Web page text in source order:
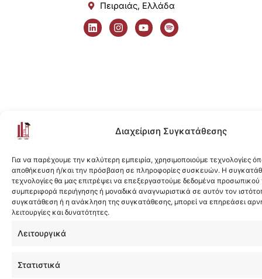
Διαχείριση Συγκατάθεσης
Για να παρέχουμε την καλύτερη εμπειρία, χρησιμοποιούμε τεχνολογίες
αποθήκευση ή/και την πρόσβαση σε πληροφορίες συσκευών. Η
τεχνολογίες θα μας επιτρέψει να επεξεργαστούμε δεδομένα
συμπεριφορά περιήγησης ή μοναδικά αναγνωριστικά σε αυτόν τον
συγκατάθεση ή η ανάκληση της συγκατάθεσης, μπορεί να επηρεάσει
λειτουργίες και δυνατότητες.
Λειτουργικά
Στατιστικά
Πειραιάς, Ελλάδα
L
i
n
I
n
s
Y
o
u
S
p
o